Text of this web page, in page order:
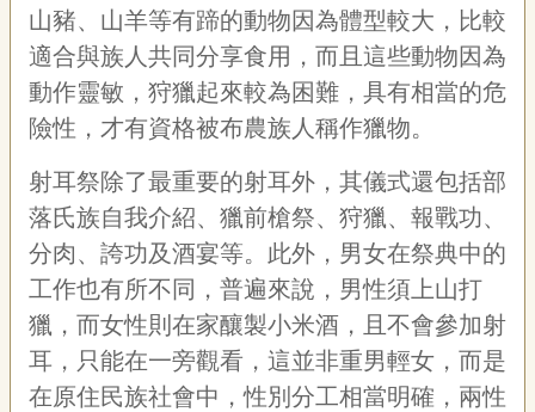
山豬、山羊等有蹄的動物因為體型較大，比較
適合與族人共同分享食用，而且這些動物因為
動作靈敏，狩獵起來較為困難，具有相當的危
險性，才有資格被布農族人稱作獵物。
射耳祭除了最重要的射耳外，其儀式還包括部
落氏族自我介紹、獵前槍祭、狩獵、報戰功、
分肉、誇功及酒宴等。此外，男女在祭典中的
工作也有所不同，普遍來說，男性須上山打
獵，而女性則在家釀製小米酒，且不會參加射
耳，只能在一旁觀看，這並非重男輕女，而是
在原住民族社會中，性別分工相當明確，兩性